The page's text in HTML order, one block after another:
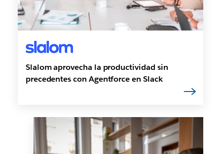
Slalom aprovecha la productividad sin
precedentes con Agentforce en Slack